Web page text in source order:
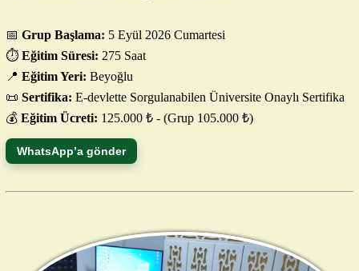
📅 Grup Başlama: 5 Eyül 2026 Cumartesi
⏱️ Eğitim Süresi: 275 Saat
📍 Eğitim Yeri: Beyoğlu
📜 Sertifika: E-devlette Sorgulanabilen Üniversite Onaylı Sertifika
💰 Eğitim Ücreti: 125.000 ₺ - (Grup 105.000 ₺)
WhatsApp’a gönder